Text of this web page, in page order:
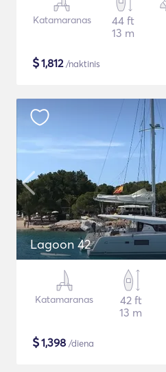
Katamaranas
44 ft
13 m
$1,812/naktinis
Lagoon 42
Katamaranas
42 ft
13 m
$1,398 /diena